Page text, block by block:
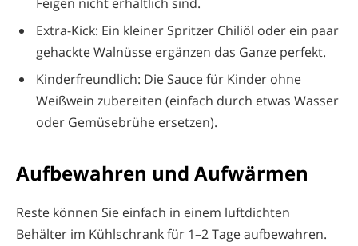
Extra-Kick: Ein kleiner Spritzer Chiliöl oder ein paar
gehackte Walnüsse ergänzen das Ganze perfekt.
Kinderfreundlich: Die Sauce für Kinder ohne
Weißwein zubereiten (einfach durch etwas Wasser
oder Gemüsebrühe ersetzen).
Aufbewahren und Aufwärmen
Reste können Sie einfach in einem luftdichten
Behälter im Kühlschrank für 1–2 Tage aufbewahren.